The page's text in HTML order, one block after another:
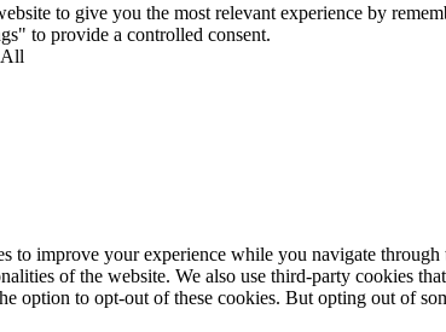
to give you the most relevant experience by
to provide a controlled consent.
to improve your experience while you navigate
of the website. We also use third-party cookies
option to opt-out of these cookies. But opting out of